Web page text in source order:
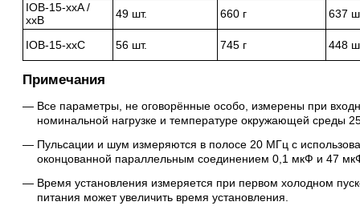
IOB-15-xxA /
xxB
49 шт. 660 г 637
IOB-15-xxC 56 шт. 745 г 448
Примечания
Все параметры, не оговорённые особо, измерены при
номинальной нагрузке и температуре окружающей среды
Пульсации и шум измеряются в полосе 20 МГц с
оконцованной параллельным соединением 0,1 мкФ и 47
Время установления измеряется при первом холодном
питания может увеличить время установления.